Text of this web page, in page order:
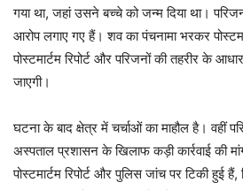
गया था, जहां उसने बच्चे को जन्म दिया था।
आरोप लगाए गए हैं। शव का पंचनामा भरकर
पोस्टमार्टम रिपोर्ट और परिजनों की तहरीर के
जाएगी।
घटना के बाद क्षेत्र में चर्चाओं का माहौल है। वहीं
अस्पताल प्रशासन के खिलाफ कड़ी कार्रवाई की
पोस्टमार्टम रिपोर्ट और पुलिस जांच पर टिकी हुई